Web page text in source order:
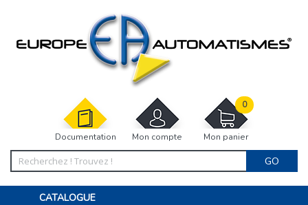
Documentation Mon compte Mon panier
0
GO
CATALOGUE